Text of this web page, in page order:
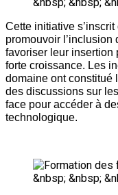
Cette initiative
promouvoir l’inclusion
favoriser leur insertion
forte croissance. Les
domaine ont constitué
des discussions sur
face pour accéder à
technologique.
&nbsp; &nbsp;